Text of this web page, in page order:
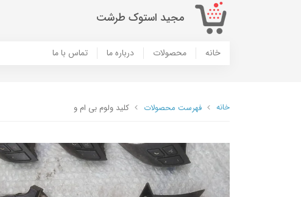
مجید استوک طرشت
خانه محصولات درباره ما تماس با ما
خانه فهرست محصولات کلید ولوم بی ام و